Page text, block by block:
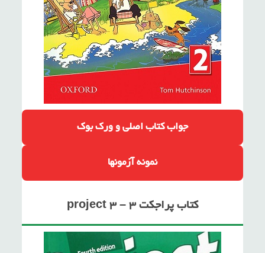
جواب کتاب اصلی و ورک بوک
نمونه آزمونها
کتاب پراجکت ۳ – project 3